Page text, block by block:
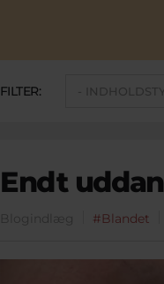
FILTER:
Endt
Blogindlæg #Blandet